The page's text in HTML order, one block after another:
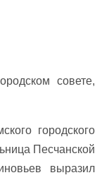
совете,
городского
Песчанской
выразил